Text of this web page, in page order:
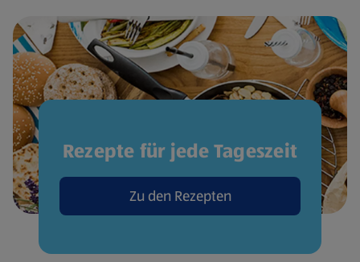
Rezepte für jede Tageszeit
Zu den Rezepten